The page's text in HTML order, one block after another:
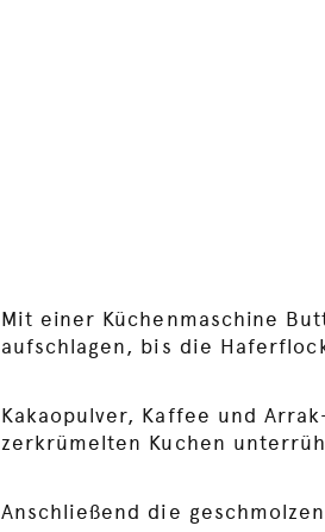
Mit einer Küchenmaschine
aufschlagen, bis die
Kakaopulver, Kaffee und
zerkrümelten Kuchen
Anschließend die